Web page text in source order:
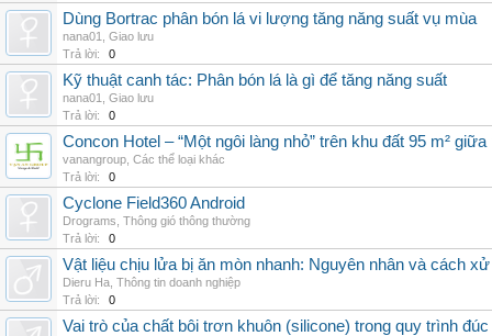
Dùng Bortrac phân bón lá vi lượng tăng năng suất vụ mùa
nana01
Giao lưu
Trả lời:
0
Kỹ thuật canh tác: Phân bón lá là gì để tăng năng suất
nana01
Giao lưu
Trả lời:
0
Concon Hotel – “Một ngôi làng nhỏ” trên khu đất 95 m²
vanangroup Các thể loại khác
Trả lời:
0
Cyclone Field360 Android
Drograms Thông gió thông thường
Trả lời:
0
Vật liệu chịu lửa bị ăn mòn nhanh: Nguyên nhân và cách
Dieru Ha Thông tin doanh nghiệp
Trả lời:
0
Vai trò của chất bôi trơn khuôn (silicone) trong quy trình